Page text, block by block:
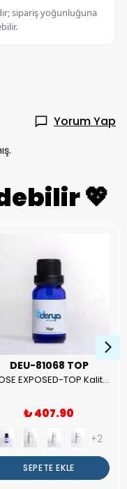
sipariş yoğunluğuna
Yorum Yap
💖
DEU-81068 TOP
| ROSE EXPOSED-TOP Kalite Unısex Parfüm Esansı.|
₺ 407.90
+2
SEPETE EKLE